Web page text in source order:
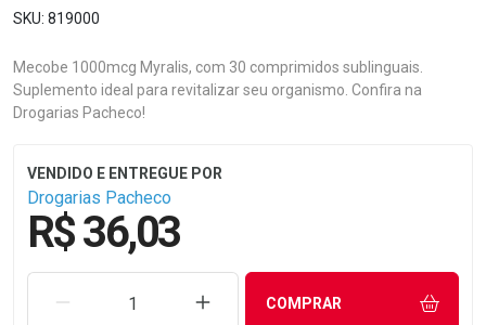
819000
Mecobe 1000mcg Myralis, com 30 comprimidos sublinguais.
Suplemento ideal para revitalizar seu organismo. Confira na
Drogarias Pacheco!
Drogarias Pacheco
R$ 36,03
REMOVER UMA UNIDADEAUMENTAR UMA UNIDADE
COMPRAR